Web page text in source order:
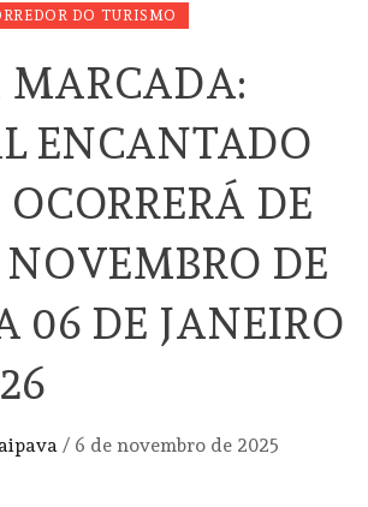
DO TURISMO
MARCADA:
ENCANTADO
DE
NOVEMBRO DE
06 DE JANEIRO
/ 6 de novembro de 2025